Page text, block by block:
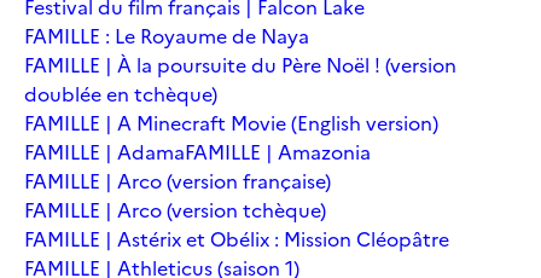
Festival du film français | Falcon Lake
FAMILLE : Le Royaume de Naya
FAMILLE | À la poursuite du Père Noël ! (version
doublée en tchèque)
FAMILLE | A Minecraft Movie (English version)
FAMILLE | AdamaFAMILLE | Amazonia
FAMILLE | Arco (version française)
FAMILLE | Arco (version tchèque)
FAMILLE | Astérix et Obélix : Mission Cléopâtre
FAMILLE | Athleticus (saison 1)